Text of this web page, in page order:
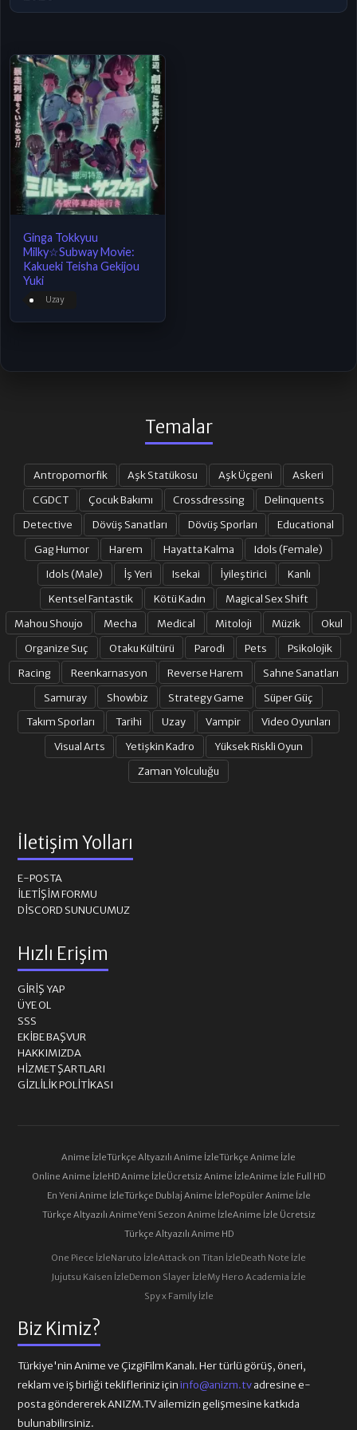
Ginga Tokkyuu
Milky☆Subway Movie:
Kakueki Teisha Gekijou
Yuki
Uzay
Temalar
Antropomorfik Aşk Statükosu Aşk Üçgeni
Askeri
CGDCT
Çocuk Bakımı Crossdressing
Delinquents
Detective
Dövüş Sanatları Dövüş Sporları
Educational
Gag Humor
Harem Hayatta Kalma
Idols (Female)
Idols (Male)
İş Yeri Isekai İyileştirici
Kanlı
Kentsel Fantastik
Kötü Kadın
Magical Sex Shift
Mahou Shoujo
Mecha Medical Mitoloji Müzik
Okul
Organize Suç
Otaku Kültürü Parodi Pets
Psikolojik
Racing
Reenkarnasyon Reverse Harem
Sahne Sanatları
Samuray
Showbiz Strategy Game
Süper Güç
Takım Sporları
Tarihi Uzay Vampir
Video Oyunları
Visual Arts
Yetişkin Kadro
Yüksek Riskli Oyun
Zaman Yolculuğu
Biz Kimiz?
Türkiye'nin Anime ve ÇizgiFilm Kanalı. Her türlü görüş, öneri,
reklam ve iş birliği teklifleriniz içininfo@anizm.tvadresine e-
posta göndererek ANIZM.TV ailemizin gelişmesine katkıda
bulunabilirsiniz.
İletişim Yolları
E-POSTA
İLETIŞIM FORMU
DISCORD SUNUCUMUZ
Hızlı Erişim
GIRIŞ YAP
ÜYE OL
SSS
EKIBE BAŞVUR
HAKKIMIZDA
HIZMET ŞARTLARI
GIZLILIK POLITIKASI
Anime İzleTürkçe Altyazılı Anime İzleTürkçe Anime İzle
Online Anime İzleHD Anime İzleÜcretsiz Anime İzleAnime İzle Full HD
En Yeni Anime İzleTürkçe Dublaj Anime İzlePopüler Anime İzle
Türkçe Altyazılı AnimeYeni Sezon Anime İzleAnime İzle Ücretsiz
Türkçe Altyazılı Anime HD
One Piece İzleNaruto İzleAttack on Titan İzleDeath Note İzle
Jujutsu Kaisen İzleDemon Slayer İzleMy Hero Academia İzle
Spy x Family İzle